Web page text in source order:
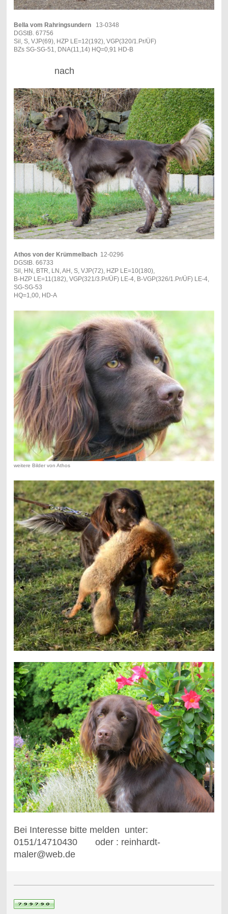
Bella vom Rahringsundern13-0348
DGStB. 67756
Sil, S, VJP(69), HZP LE=12(192), VGP(320/1.Pr/ÜF)
BZs SG-SG-51, DNA(11,14) HQ=0,91 HD-B
nach
Athos von der Krümmelbach 12-0296
DGStB. 66733
Sil, HN, BTR, LN, AH, S, VJP(72), HZP LE=10(180),
B-HZP LE=11(182), VGP(321/3.Pr/ÜF) LE-4, B-VGP(326/1.Pr/ÜF) LE-4,
SG-SG-53
HQ=1,00, HD-A
weitere Bilder von Athos
Bei Interesse bitte melden unter:
0151/14710430 oder : reinhardt-
maler@web.de